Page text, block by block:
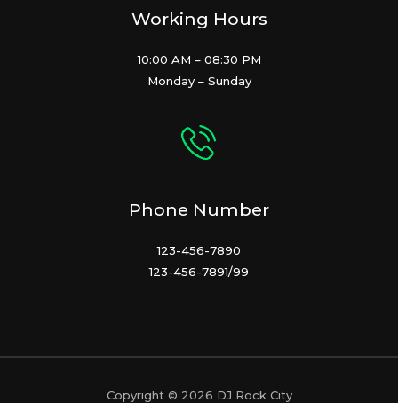
Working Hours
10:00 AM – 08:30 PM
Monday – Sunday
Phone Number
123-456-7890
123-456-7891/99
Copyright © 2026 DJ Rock City